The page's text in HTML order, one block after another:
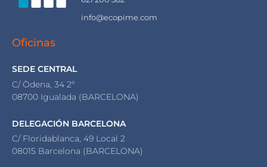
info@ecopime.com
Oficinas
SEDE CENTRAL
C/ Òdena, 34 2º
08700 Igualada (BARCELONA)
DELEGACIÓN BARCELONA
C/ Floridablanca, 49 Local 2
08015 Barcelona (BARCELONA)